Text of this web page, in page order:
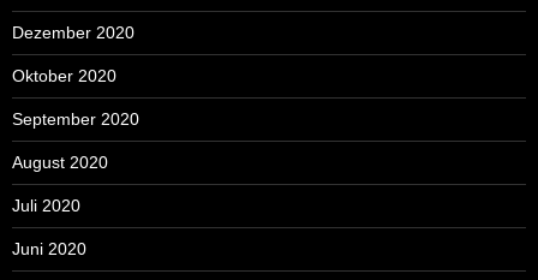
Dezember 2020
Oktober 2020
September 2020
August 2020
Juli 2020
Juni 2020